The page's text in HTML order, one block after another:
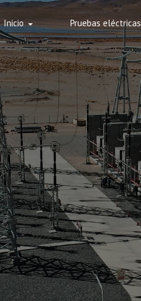
Inicio Pruebas eléctricas